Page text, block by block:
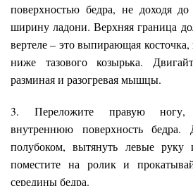
поверхностью бедра, не доходя до
ширину ладони. Верхняя граница
вертеле – это выпирающая косточка,
ниже тазового козырька.
разминая и разогревая мышцы.
3. Переложите правую ногу,
внутреннюю поверхность
полубоком, вытянуть левые
поместите на ролик и
середины бедра.